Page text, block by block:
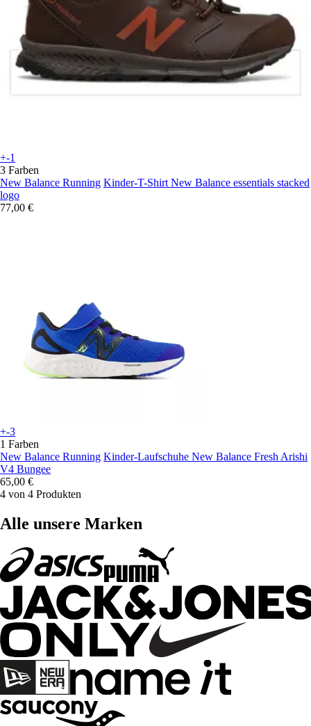
+-1
3 Farben
New Balance Running Kinder-T-Shirt New Balance essentials stacked
logo
77,00 €
+-3
1 Farben
New Balance Running Kinder-Laufschuhe New Balance Fresh Arishi
V4 Bungee
65,00 €
4 von 4 Produkten
Alle unsere Marken